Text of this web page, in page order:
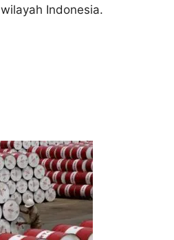
Indonesia.